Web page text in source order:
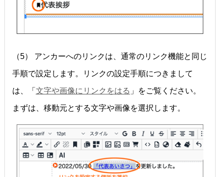
（5） アンカーへのリンクは、通常のリンク機能と同じ
手順で設定します。リンクの設定手順につきまして
は、「 文字や画像にリンクをはる 」をご覧ください。
まずは、移動元とする文字や画像を選択します。